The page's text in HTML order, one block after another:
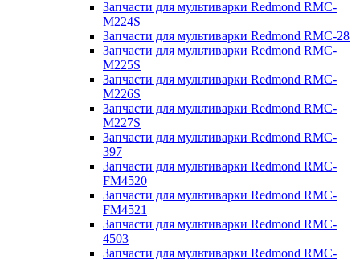
Запчасти для мультиварки Redmond RMC-
M224S
Запчасти для мультиварки Redmond RMC-28
Запчасти для мультиварки Redmond RMC-
M225S
Запчасти для мультиварки Redmond RMC-
M226S
Запчасти для мультиварки Redmond RMC-
M227S
Запчасти для мультиварки Redmond RMC-
397
Запчасти для мультиварки Redmond RMC-
FM4520
Запчасти для мультиварки Redmond RMC-
FM4521
Запчасти для мультиварки Redmond RMC-
4503
Запчасти для мультиварки Redmond RMC-